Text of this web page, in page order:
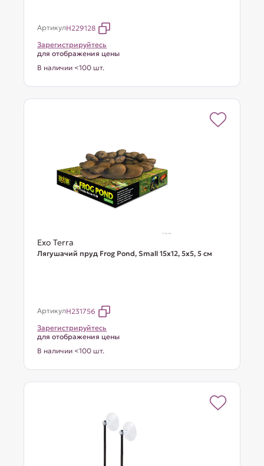
АртикулH229128
Зарегистрируйтесь
для отображения цены
В наличии <100 шт.
Exo Terra
Лягушачий пруд Frog Pond, Small 15x12, 5x5, 5 см
АртикулH231756
Зарегистрируйтесь
для отображения цены
В наличии <100 шт.